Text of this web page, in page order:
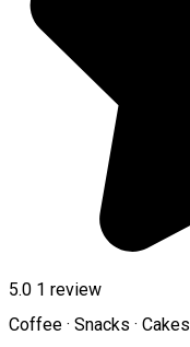
5.0 1 review
Coffee · Snacks · Cakes